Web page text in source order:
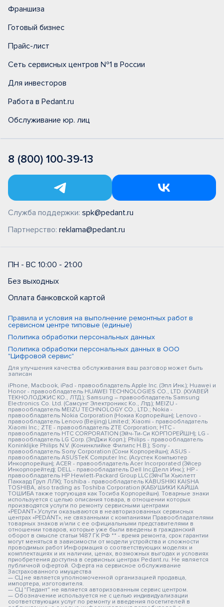
Франшиза
Готовый бизнес
Прайс-лист
Сеть сервисных центров №1 в России
Для инвесторов
Работа в Pedant.ru
Обслуживание юр. лиц
8 (800) 100-39-13
Служба поддержки: spk@pedant.ru
Партнерство: reklama@pedant.ru
ПН - ВС 10:00 - 21:00
Без выходных
Оплата банковской картой
Правила и условия на выполнение ремонтных работ в
сервисном центре типовые (единые)
Политика обработки персональных данных
Политика обработки персональных данных в ООО
"Цифровой сервис"
Для улучшения качества обслуживания ваш разговор может быть
записан
iPhone, Macbook, iPad - правообладатель Apple Inc. (Эпл Инк.); Huawei и
Honor - правообладатель HUAWEI TECHNOLOGIES CO., LTD. (ХУАВЕЙ
ТЕКНОЛОДЖИС КО., ЛТД.); Samsung – правообладатель Samsung
Electronics Co. Ltd. (Самсунг Электроникс Ко., Лтд.); MEIZU -
правообладатель MEIZU TECHNOLOGY CO., LTD.; Nokia -
правообладатель Nokia Corporation (Нокиа Корпорейшн); Lenovo -
правообладатель Lenovo (Beijing) Limited; Xiaomi - правообладатель
Xiaomi Inc.; ZTE - правообладатель ZTE Corporation; HTC -
правообладатель HTC CORPORATION (Эйч-Ти-Си КОРПОРЕЙШН); LG -
правообладатель LG Corp. (ЭлДжи Корп.); Philips - правообладатель
Koninklijke Philips N.V. (Конинклийке Филипс Н.В.); Sony -
правообладатель Sony Corporation (Сони Корпорейшн); ASUS -
правообладатель ASUSTeK Computer Inc. (Асустек Компьютер
Инкорпорейшн); ACER - правообладатель Acer Incorporated (Эйсер
Инкорпорейтед); DELL - правообладатель Dell Inc.(Делл Инк.); HP -
правообладатель HP Hewlett-Packard Group LLC (ЭйчПи Хьюлетт
Паккард Груп ЛЛК); Toshiba - правообладатель KABUSHIKI KAISHA
TOSHIBA, also trading as Toshiba Corporation (КАБУШИКИ КАЙША
ТОШИБА также торгующая как Тосиба Корпорейшн). Товарные знаки
используется с целью описания товара, в отношении которых
производятся услуги по ремонту сервисными центрами
«PEDANT».Услуги оказываются в неавторизованных сервисных
центрах «PEDANT», не связанными с компаниями Правообладателями
товарных знаков и/или с ее официальными представителями в
отношении товаров, которые уже были введены в гражданский
оборот в смысле статьи 1487 ГК РФ ** - время ремонта, срок гарантии
могут меняться в зависимости от модели устройства и сложности
проводимых работ Информация о соответствующих моделях и
комплектациях и их наличии, ценах, возможных выгодах и условиях
приобретения доступна в сервисных центрах Pedant.ru. Не является
публичной офертой. Оферта на сервисное обслуживание
Застрахованного имущества
— СЦ не является уполномоченной организацией продавца,
импортера, изготовителя.
— СЦ "Педант" не является авторизованным сервис центром.
— Обозначение используется не с целью индивидуализации
соответствующих услуг по ремонту и введения посетителей в